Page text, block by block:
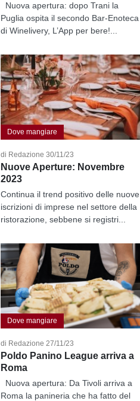
Nuova apertura: dopo Trani la
Puglia ospita il secondo Bar-Enoteca
di Winelivery, L’App per bere!...
Dove mangiare
di Redazione 30/11/23
Nuove Aperture: Novembre
2023
Continua il trend positivo delle nuove
iscrizioni di imprese nel settore della
ristorazione, sebbene si registri...
Dove mangiare
di Redazione 27/11/23
Poldo Panino League arriva a
Roma
Nuova apertura: Da Tivoli arriva a
Roma la panineria che ha fatto del